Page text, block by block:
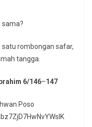
sama?
rombongan safar,
tangga.
6/146–147
Poso